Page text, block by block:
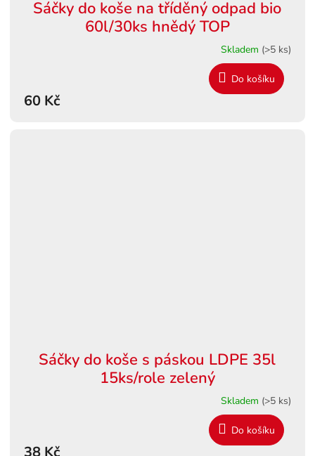
Sáčky do koše na tříděný odpad bio
60l/30ks hnědý TOP
Skladem (>5 ks)
60 Kč
Do košíku
Sáčky do koše s páskou LDPE 35l
15ks/role zelený
Skladem (>5 ks)
38 Kč
Do košíku